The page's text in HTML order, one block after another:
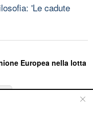
'Le cadute
Europea nella lotta